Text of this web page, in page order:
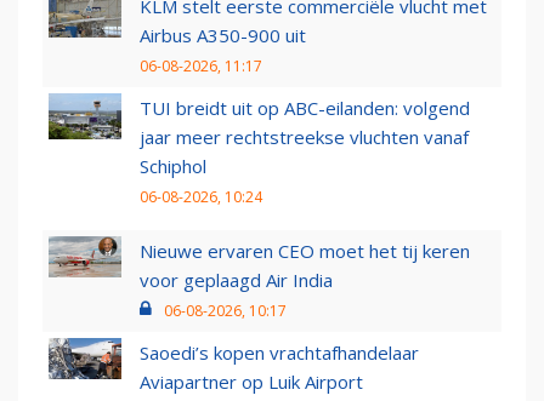
KLM stelt eerste commerciële vlucht met
Airbus A350-900 uit
06-08-2026, 11:17
TUI breidt uit op ABC-eilanden: volgend
jaar meer rechtstreekse vluchten vanaf
Schiphol
06-08-2026, 10:24
Nieuwe ervaren CEO moet het tij keren
voor geplaagd Air India
06-08-2026, 10:17
Saoedi’s kopen vrachtafhandelaar
Aviapartner op Luik Airport